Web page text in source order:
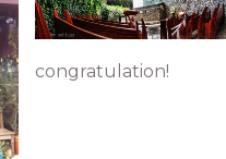
congratulation!